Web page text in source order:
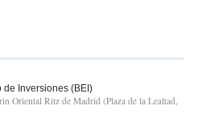
de Inversiones (BEI)
Oriental Ritz de Madrid (Plaza de la Lealtad,